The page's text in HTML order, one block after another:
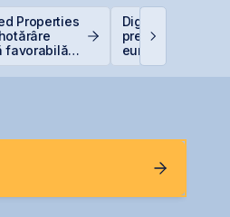
Properties
favorabilă
Digi Spain
prețul IPO la 5,60
euro/acțiune